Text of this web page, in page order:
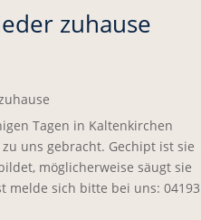
zuhause
Tagen in Kaltenkirchen
uns gebracht. Gechipt ist sie
möglicherweise säugt sie
melde sich bitte bei uns: 04193